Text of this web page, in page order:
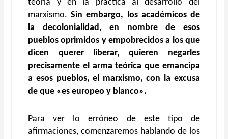
teória y en la práctica al desarrollo del
marxismo.Sin embargo, los académicos de
la decolonialidad, en nombre de esos
pueblos oprimidos y empobrecidos a los que
dicen querer liberar, quieren negarles
precisamente el arma teórica que emancipa
a esos pueblos, el marxismo, con la excusa
de que «es europeo y blanco».
Para ver lo erróneo de este tipo de
afirmaciones, comenzaremos hablando de los